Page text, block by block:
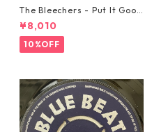
The Bleechers - Put It Good
【7-21637】
¥8,010
10%OFF